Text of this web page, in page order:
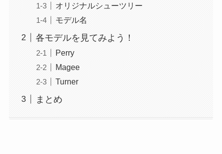
オリジナルシューツリー
モデル名
各モデルを見てみよう！
Perry
Magee
Turner
まとめ